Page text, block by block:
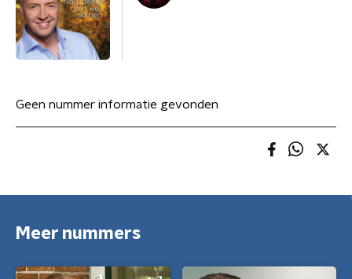
Geen nummer informatie gevonden
Meer nummers